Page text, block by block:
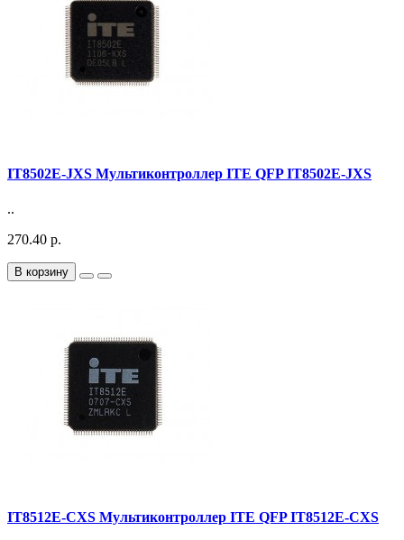
IT8502E-JXS Мультиконтроллер ITE QFP IT8502E-JXS
..
270.40 р.
В корзину
IT8512E-CXS Мультиконтроллер ITE QFP IT8512E-CXS